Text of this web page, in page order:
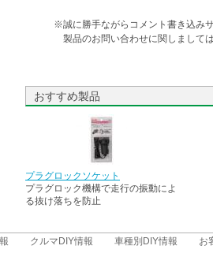
※誠に勝手ながらコメント書き込みサ
製品のお問い合わせに関しましては、
おすすめ製品
プラグロックソケット
プラグロック機構で走行の振動によ
る抜け落ちを防止
クルマDIY情報 車種別DIY情報 お